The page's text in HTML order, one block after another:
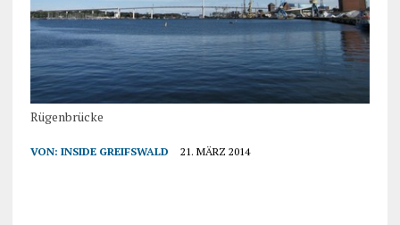
Rügenbrücke
VON: INSIDE GREIFSWALD 21. MÄRZ 2014